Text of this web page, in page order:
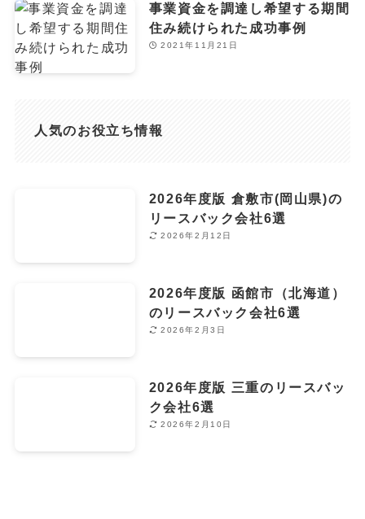
事業資金を調達し希望する期間
住み続けられた成功事例
2021年11月21日
人気のお役立ち情報
2026年度版 倉敷市(岡山県)の
リースバック会社6選
2026年2月12日
2026年度版 函館市（北海道）
のリースバック会社6選
2026年2月3日
2026年度版 三重のリースバッ
ク会社6選
2026年2月10日